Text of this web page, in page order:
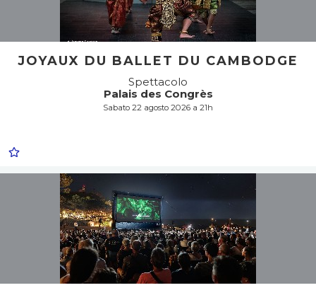
JOYAUX DU BALLET DU CAMBODGE
Spettacolo
Palais des Congrès
Sabato 22 agosto 2026 a 21h